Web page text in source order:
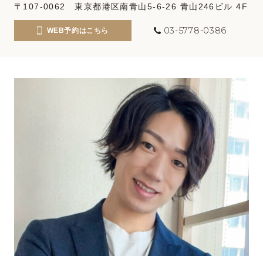
〒107-0062 東京都港区南青山5-6-26 青山246ビル 4F
WEB予約はこちら 03-5778-0386